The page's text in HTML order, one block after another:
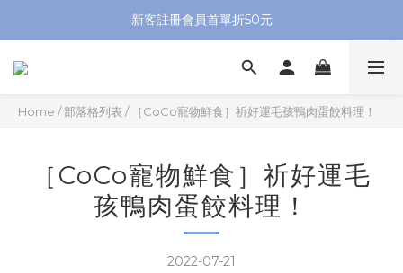
新客註冊會員首單折50元
Home /部落格列表 / ［CoCo寵物鮮食］祈好運毛孩鴨肉蛋餃料理！
［CoCo寵物鮮食］祈好運毛
孩鴨肉蛋餃料理！
2022-07-21